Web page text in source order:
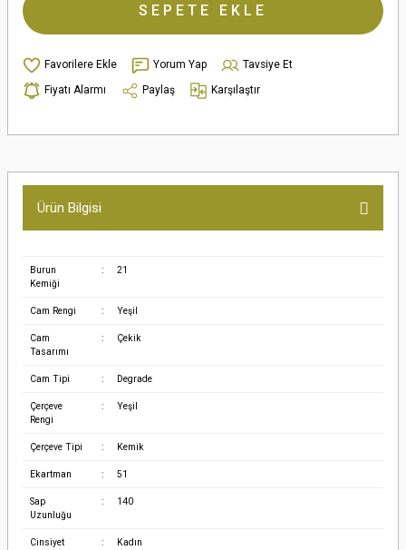
SEPETE EKLE
Yorum Yap
Tavsiye Et
Fiyatı Alarmı
Paylaş Karşılaştır
Ürün Bilgisi
Burun
Kemiği
: 21
Cam Rengi : Yeşil
Cam
Tasarımı
: Çekik
Cam Tipi : Degrade
Çerçeve
Rengi
: Yeşil
Çerçeve Tipi : Kemik
Ekartman : 51
Sap
Uzunluğu
: 140
Cinsiyet : Kadın